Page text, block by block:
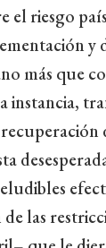
el riesgo
y
más que
las